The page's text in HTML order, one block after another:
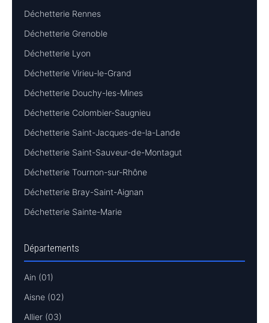
Déchetterie Rennes
Déchetterie Grenoble
Déchetterie Lyon
Déchetterie Virieu-le-Grand
Déchetterie Douchy-les-Mines
Déchetterie Colombier-Saugnieu
Déchetterie Saint-Jacques-de-la-Lande
Déchetterie Saint-Sauveur-de-Montagut
Déchetterie Tournon-sur-Rhône
Déchetterie Bray-Saint-Aignan
Déchetterie Sainte-Marie
Départements
Ain (01)
Aisne (02)
Allier (03)